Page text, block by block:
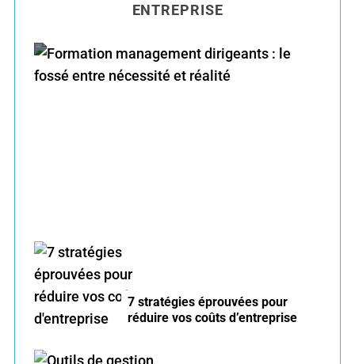
f
o
ENTREPRISE
7 stratégies éprouvées pour
réduire vos coûts d’entreprise